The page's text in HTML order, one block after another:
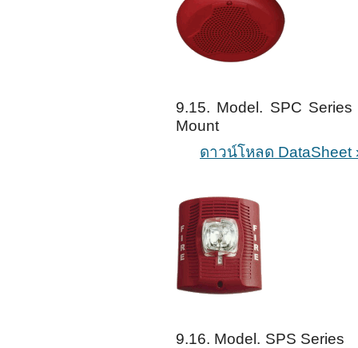
9.15. Model. SPC
Mount
ดาวน์โหลด DataSheet
9.16. Model. SPS Series